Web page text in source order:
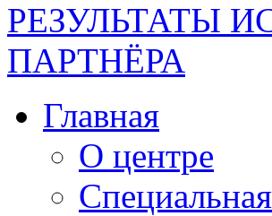
РЕЗУЛЬТАТЫ
ПАРТНЁРА
Главная
О центре